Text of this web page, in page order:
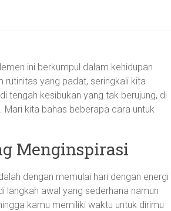
ini berkumpul dalam kehidupan
rutinitas yang padat, seringkali kita
tengah kesibukan yang tak berujung, di
kita bahas beberapa cara untuk
Menginspirasi
dengan memulai hari dengan energi
langkah awal yang sederhana namun
kamu memiliki waktu untuk dirimu